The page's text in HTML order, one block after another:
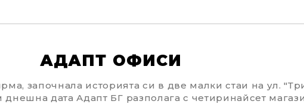
АДАПТ ОФИСИ
започнала историята си в две малки стаи на ул.
дата Адапт БГ разполага с четиринайсет